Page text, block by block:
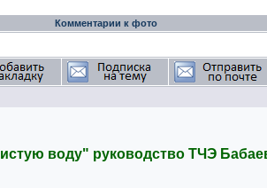
Комментарии к фото
воду" руководство ТЧЭ